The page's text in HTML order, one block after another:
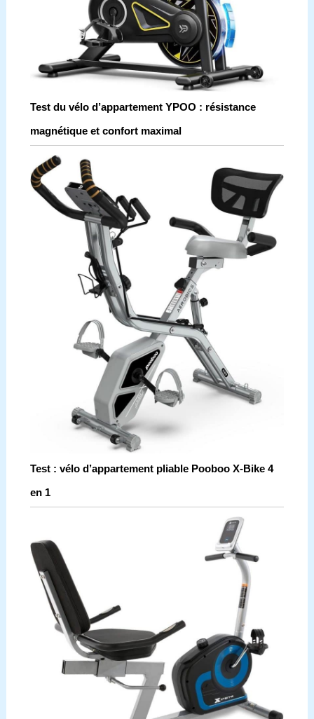
Test du vélo d’appartement YPOO : résistance
magnétique et confort maximal
Test : vélo d’appartement pliable Pooboo X-Bike 4
en 1